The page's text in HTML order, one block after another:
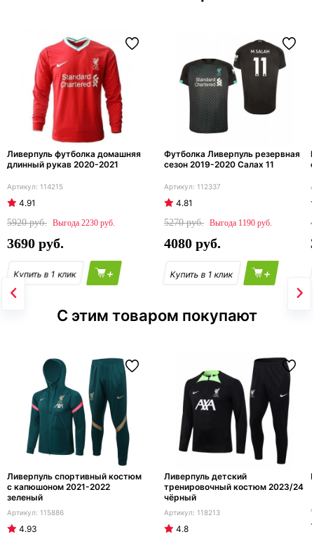
Ливерпуль футболка домашняя
длинный рукав 2020-2021
114215
4.91
5920
2230
3690
+
Футболка Ливерпуль резервная
сезон 2019-2020 Салах 11
112337
4.81
5270
1190
4080
+
С этим товаром покупают
Ливерпуль спортивный костюм
с капюшоном 2021-2022
зеленый
115886
4.93
Ливерпуль детский
тренировочный костюм 2023/24
чёрный
118213
4.8